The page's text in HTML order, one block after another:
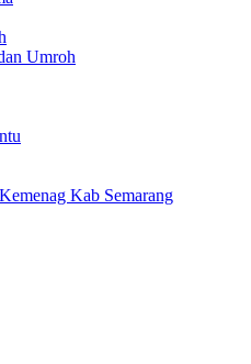
Umroh
Kab Semarang